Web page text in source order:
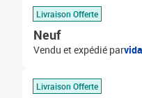
Livraison Offerte
Neuf
Vendu et expédié par
Livraison Offerte